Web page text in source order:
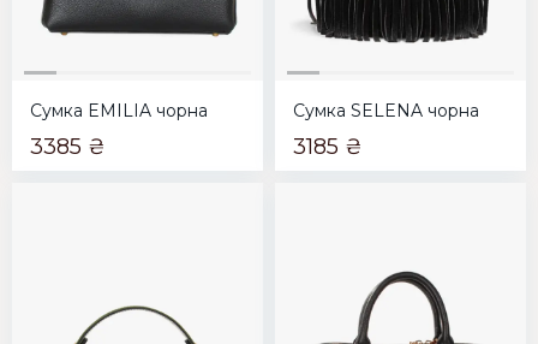
Сумка EMILIA чорна
3385 ₴
Сумка SELENA чорна
3185 ₴